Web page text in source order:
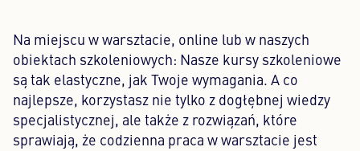
Na miejscu w warsztacie, online lub w naszych
obiektach szkoleniowych: Nasze kursy szkoleniowe
są tak elastyczne, jak Twoje wymagania. A co
najlepsze, korzystasz nie tylko z dogłębnej wiedzy
specjalistycznej, ale także z rozwiązań, które
sprawiają, że codzienna praca w warsztacie jest